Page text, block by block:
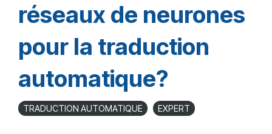
réseaux de neurones
pour la traduction
automatique?
TRADUCTION AUTOMATIQUE EXPERT